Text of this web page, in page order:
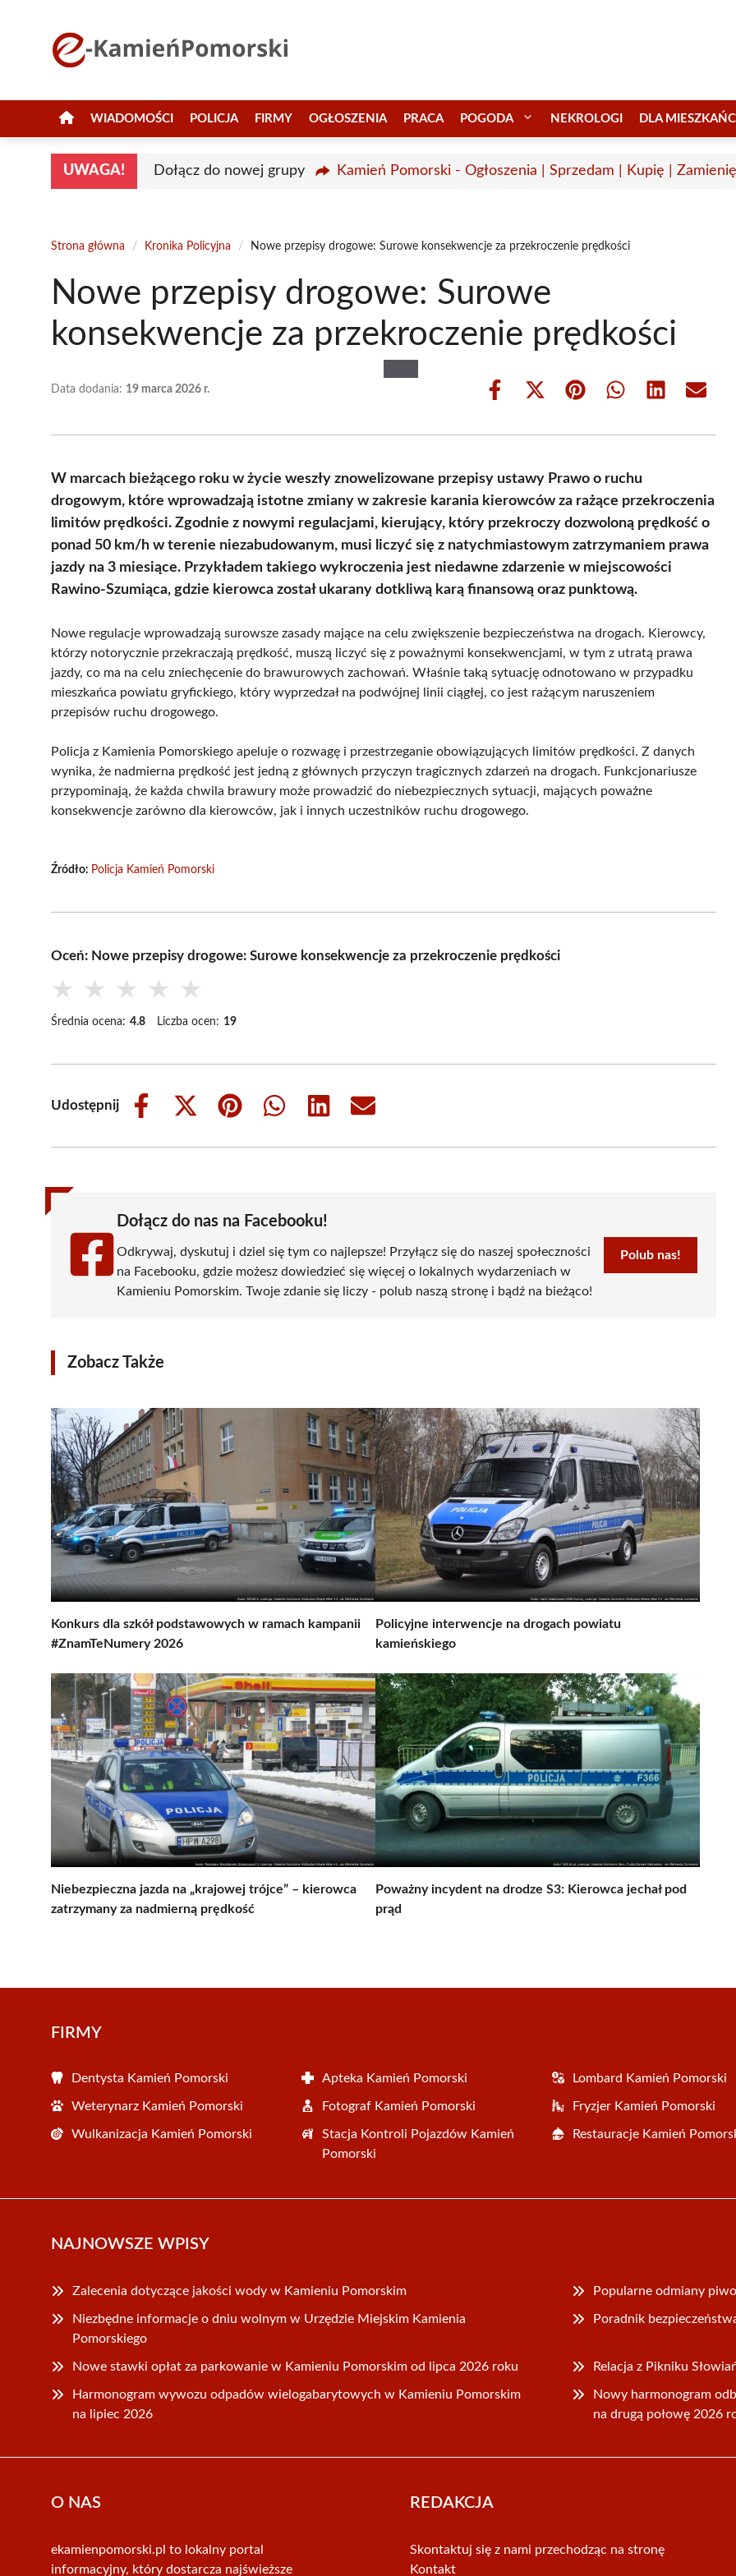
WIADOMOŚCI POLICJA FIRMY OGŁOSZENIA PRACA POGODA NEKROLOGI DLA
UWAGA! Dołącz do nowej grupy Kamień Pomorski - Ogłoszenia | Sprzedam | Kupię |
Strona główna / Kronika Policyjna / Nowe przepisy drogowe: Surowe konsekwencje za przekroczenie prędkości
Nowe przepisy drogowe: Surowe
konsekwencje za przekroczenie prędkości
Data dodania: 19 marca 2026 r.
Share
Share
(Twitter)
Share Share Share Share
W marcach bieżącego roku w życie weszły znowelizowane przepisy ustawy Prawo o ruchu
drogowym, które wprowadzają istotne zmiany w zakresie karania kierowców za rażące przekroczenia
limitów prędkości. Zgodnie z nowymi regulacjami, kierujący, który przekroczy dozwoloną prędkość o
ponad 50 km/h w terenie niezabudowanym, musi liczyć się z natychmiastowym zatrzymaniem prawa
jazdy na 3 miesiące. Przykładem takiego wykroczenia jest niedawne zdarzenie w miejscowości
Rawino-Szumiąca, gdzie kierowca został ukarany dotkliwą karą finansową oraz punktową.
Nowe regulacje wprowadzają surowsze zasady mające na celu zwiększenie bezpieczeństwa na drogach. Kierowcy,
którzy notorycznie przekraczają prędkość, muszą liczyć się z poważnymi konsekwencjami, w tym z utratą prawa
jazdy, co ma na celu zniechęcenie do brawurowych zachowań. Właśnie taką sytuację odnotowano w przypadku
mieszkańca powiatu gryfickiego, który wyprzedzał na podwójnej linii ciągłej, co jest rażącym naruszeniem
przepisów ruchu drogowego.
Policja z Kamienia Pomorskiego apeluje o rozwagę i przestrzeganie obowiązujących limitów prędkości. Z danych
wynika, że nadmierna prędkość jest jedną z głównych przyczyn tragicznych zdarzeń na drogach. Funkcjonariusze
przypominają, że każda chwila brawury może prowadzić do niebezpiecznych sytuacji, mających poważne
konsekwencje zarówno dla kierowców, jak i innych uczestników ruchu drogowego.
Źródło: Policja Kamień Pomorski
Oceń: Nowe przepisy drogowe: Surowe konsekwencje za przekroczenie prędkości
★ ★ ★ ★ ★
Średnia ocena: 4.8 Liczba ocen: 19
Udostępnij
Share
Share
(Twitter)
Share
Share
Share
Share
Dołącz do nas na Facebooku!
Odkrywaj, dyskutuj i dziel się tym co najlepsze! Przyłącz się do naszej społeczności
na Facebooku, gdzie możesz dowiedzieć się więcej o lokalnych wydarzeniach w
Kamieniu Pomorskim. Twoje zdanie się liczy - polub naszą stronę i bądź na bieżąco!
Polub nas!
Zobacz Także
Konkurs dla szkół podstawowych w ramach kampanii
#ZnamTeNumery 2026
Policyjne interwencje na drogach powiatu
kamieńskiego
Niebezpieczna jazda na „krajowej trójce” – kierowca
zatrzymany za nadmierną prędkość
Poważny incydent na drodze S3: Kierowca jechał pod
prąd
FIRMY
Dentysta Kamień Pomorski Apteka Kamień Pomorski Lombard Kamień Pomorski
Weterynarz Kamień Pomorski Fotograf Kamień Pomorski Fryzjer Kamień Pomorski
Wulkanizacja Kamień Pomorski
Stacja Kontroli Pojazdów Kamień
Pomorski
Restauracje Kamień
NAJNOWSZE WPISY
Zalecenia dotyczące jakości wody w Kamieniu Pomorskim Popularne odmiany
Niezbędne informacje o dniu wolnym w Urzędzie Miejskim Kamienia
Pomorskiego
Poradnik
Nowe stawki opłat za parkowanie w Kamieniu Pomorskim od lipca 2026 roku Relacja z Pikniku
Harmonogram wywozu odpadów wielogabarytowych w Kamieniu Pomorskim
na lipiec 2026
Nowy harmonogram
na drugą połowę 2026
O NAS
ekamienpomorski.pl to lokalny portal
informacyjny, który dostarcza najświeższe
REDAKCJA
Skontaktuj się z nami przechodząc na stronę
Kontakt